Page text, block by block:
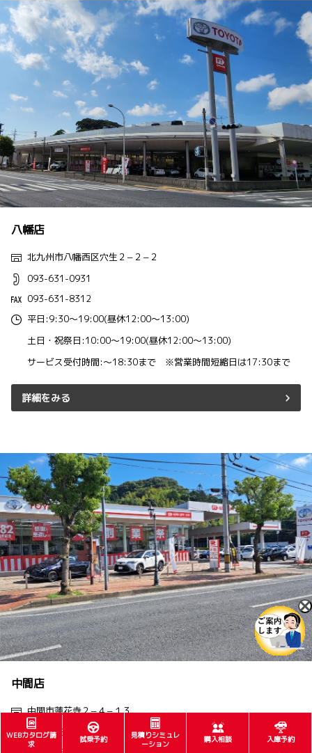
八幡店
北九州市八幡西区穴生２−２−２
093-631-0931
093-631-8312
平日:9:30～19:00(昼休12:00～13:00)
土日・祝祭日:10:00～19:00(昼休12:00～13:00)
サービス受付時間:～18:30まで ※営業時間短縮日は17:30まで
詳細をみる
中間店
中間市蓮花寺２−４−１３
093-245-6616
WEBカタログ請
求
試乗予約
見積りシミュレ
ーション
購入相談 入庫予約